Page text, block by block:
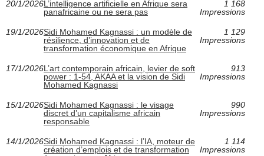
20/1/2026L’intelligence artificielle en Afrique sera
panafricaine ou ne sera pas
1 168
Impressions
19/1/2026Sidi Mohamed Kagnassi : un modèle de
résilience, d’innovation et de
transformation économique en Afrique
1 129
Impressions
17/1/2026L’art contemporain africain, levier de soft
power : 1-54, AKAA et la vision de Sidi
Mohamed Kagnassi
913
Impressions
15/1/2026Sidi Mohamed Kagnassi : le visage
discret d’un capitalisme africain
responsable
990
Impressions
14/1/2026Sidi Mohamed Kagnassi : l’IA, moteur de
création d’emplois et de transformation
1 114
Impressions